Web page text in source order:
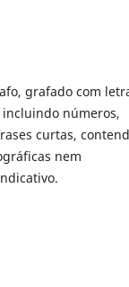
grafado com
incluindo números,
curtas,
nem